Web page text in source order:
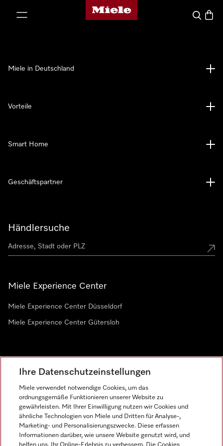
Miele-Homepage
Suche
Händlersuche
Miele Experience Center
Miele Experience Center Düsseldorf
Miele Experience Center Gütersloh
Miele in Deutschland
Vorteile
Smart Home
Geschäftspartner
Ihre Datenschutzeinstellungen
Miele verwendet notwendige Cookies, um das
ordnungsgemäße Funktionieren unserer Website zu
gewährleisten. Mit Ihrer Einwilligung nutzen wir Cookies und
ähnliche Technologien von Miele und Dritten für Analyse-,
Marketing- und Personalisierungszwecke. Diese erfassen
Informationen darüber, wie unsere Website genutzt wird, und